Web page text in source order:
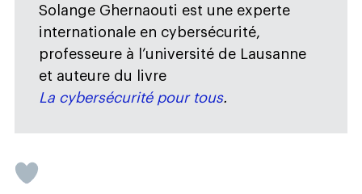
Solange Ghernaouti est une experte
internationale en cybersécurité,
professeure à l’université de Lausanne
et auteure du livre
La cybersécurité pour tous.